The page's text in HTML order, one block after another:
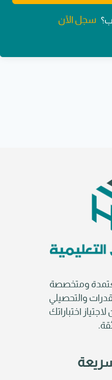
سجل الآن
ومتخصصة
والتحصيلي
اختباراتك